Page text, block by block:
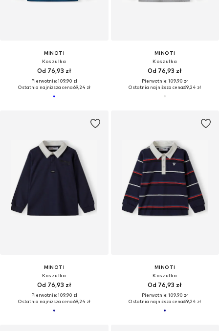
MINOTI
Koszulka
Od 76,93 zł
Pierwotnie: 109,90 zł
Ostatnia najniższa cena:69,24 zł
MINOTI
Koszulka
Od 76,93 zł
Pierwotnie: 109,90 zł
Ostatnia najniższa cena:69,24 zł
MINOTI
Koszulka
Od 76,93 zł
Pierwotnie: 109,90 zł
Ostatnia najniższa cena:69,24 zł
MINOTI
Koszulka
Od 76,93 zł
Pierwotnie: 109,90 zł
Ostatnia najniższa cena:69,24 zł